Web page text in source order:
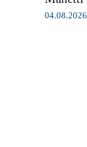
04.08.2026